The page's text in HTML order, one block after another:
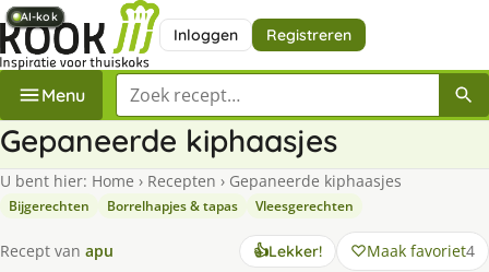
Inloggen Registreren
Menu Zoek een recept
Gepaneerde kiphaasjes
U bent hier: Home › Recepten › Gepaneerde kiphaasjes
Bijgerechten Borrelhapjes & tapas Vleesgerechten
Recept van apu 👍Lekker! Maak favoriet4
AI-kok
AI-kok
AI-kok
AI-kok
AI-kok
AI-kok
AI-kok
AI-kok